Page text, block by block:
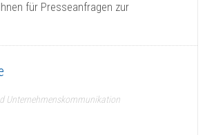
für Presseanfragen zur
Unternehmenskommunikation